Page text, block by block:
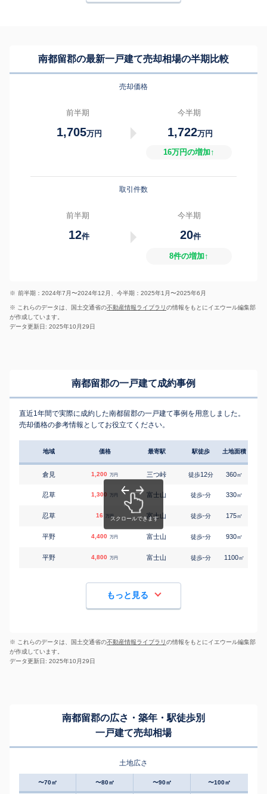
南都留郡の最新一戸建て売却相場の半期比較
売却価格
前半期
1,705万円
今半期
1,722万円
16万円の増加↑
取引件数
前半期
12件
今半期
20件
8件の増加↑
※ 前半期：2024年7月〜2024年12月、今半期：2025年1月〜2025年6月
※ これらのデータは、国土交通省の不動産情報ライブラリの情報をもとにイエウール編集部
が作成しています。
データ更新日: 2025年10月29日
南都留郡の一戸建て成約事例
直近1年間で実際に成約した南都留郡の一戸建て事例を用意しました。
売却価格の参考情報としてお役立てください。
地域 価格 最寄駅 駅徒歩 土地面積
倉見 1,200 万円 三つ峠 徒歩12分 360㎡
忍草 1,300 万円 富士山 徒歩-分 330㎡
忍草 16 万円 富士山 徒歩-分 175㎡
平野 4,400 万円 富士山 徒歩-分 930㎡
平野 4,800 万円 富士山 徒歩-分 1100㎡
もっと見る
※ これらのデータは、国土交通省の不動産情報ライブラリの情報をもとにイエウール編集部
が作成しています。
データ更新日: 2025年10月29日
南都留郡の広さ・築年・駅徒歩別
一戸建て売却相場
土地広さ
〜70㎡ 〜80㎡ 〜90㎡ 〜100㎡